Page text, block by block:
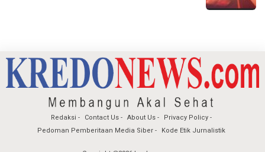
Redaksi Contact Us About Us
Privacy Policy
Pedoman Pemberitaan Media Siber
Kode Etik Jurnalistik